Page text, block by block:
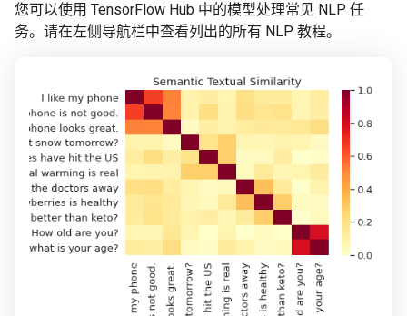
您可以使用 TensorFlow Hub 中的模型处理常见 NLP 任
务。请在左侧导航栏中查看列出的所有 NLP 教程。